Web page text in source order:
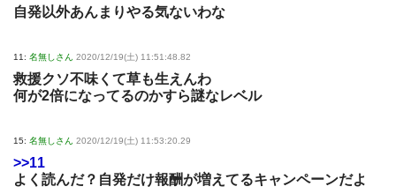
自発以外あんまりやる気ないわな
11: 名無しさん 2020/12/19(土) 11:51:48.82
救援クソ不味くて草も生えんわ
何が2倍になってるのかすら謎なレベル
15: 名無しさん 2020/12/19(土) 11:53:20.29
>>11
よく読んだ？自発だけ報酬が増えてるキャンペーンだよ